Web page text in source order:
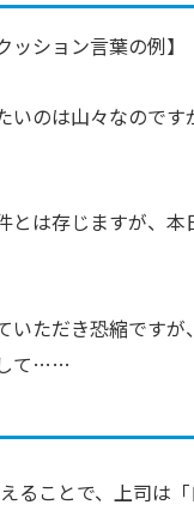
ッション言葉の例】
いのは山々なのです
とは存じますが、本
いただき恐縮です
て……
ることで、上司は